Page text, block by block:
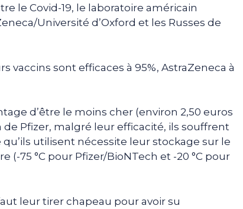
le Covid-19, le laboratoire américain
Université d’Oxford et les Russes de
vaccins sont efficaces à 95%, AstraZeneca à
d’être le moins cher (environ 2,50 euros
de Pfizer, malgré leur efficacité, ils souffrent
utilisent nécessite leur stockage sur le
(-75 °C pour Pfizer/BioNTech et -20 °C pour
leur tirer chapeau pour avoir su